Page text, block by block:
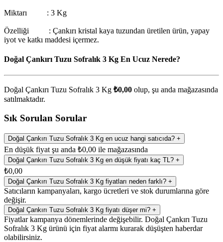
Miktarı : 3 Kg
Özelliği : Çankırı kristal kaya tuzundan üretilen ürün, yapay
iyot ve katkı maddesi içermez.
Doğal Çankırı Tuzu Sofralık 3 Kg En Ucuz Nerede?
Doğal Çankırı Tuzu Sofralık 3 Kg ₺0,00 olup, şu anda mağazasında
satılmaktadır.
Sık Sorulan Sorular
Doğal Çankırı Tuzu Sofralık 3 Kg en ucuz hangi satıcıda? +
En düşük fiyat şu anda ₺0,00 ile mağazasında
Doğal Çankırı Tuzu Sofralık 3 Kg en düşük fiyatı kaç TL? +
₺0,00
Doğal Çankırı Tuzu Sofralık 3 Kg fiyatları neden farklı? +
Satıcıların kampanyaları, kargo ücretleri ve stok durumlarına göre
değişir.
Doğal Çankırı Tuzu Sofralık 3 Kg fiyatı düşer mi? +
Fiyatlar kampanya dönemlerinde değişebilir. Doğal Çankırı Tuzu
Sofralık 3 Kg ürünü için fiyat alarmı kurarak düşüşten haberdar
olabilirsiniz.